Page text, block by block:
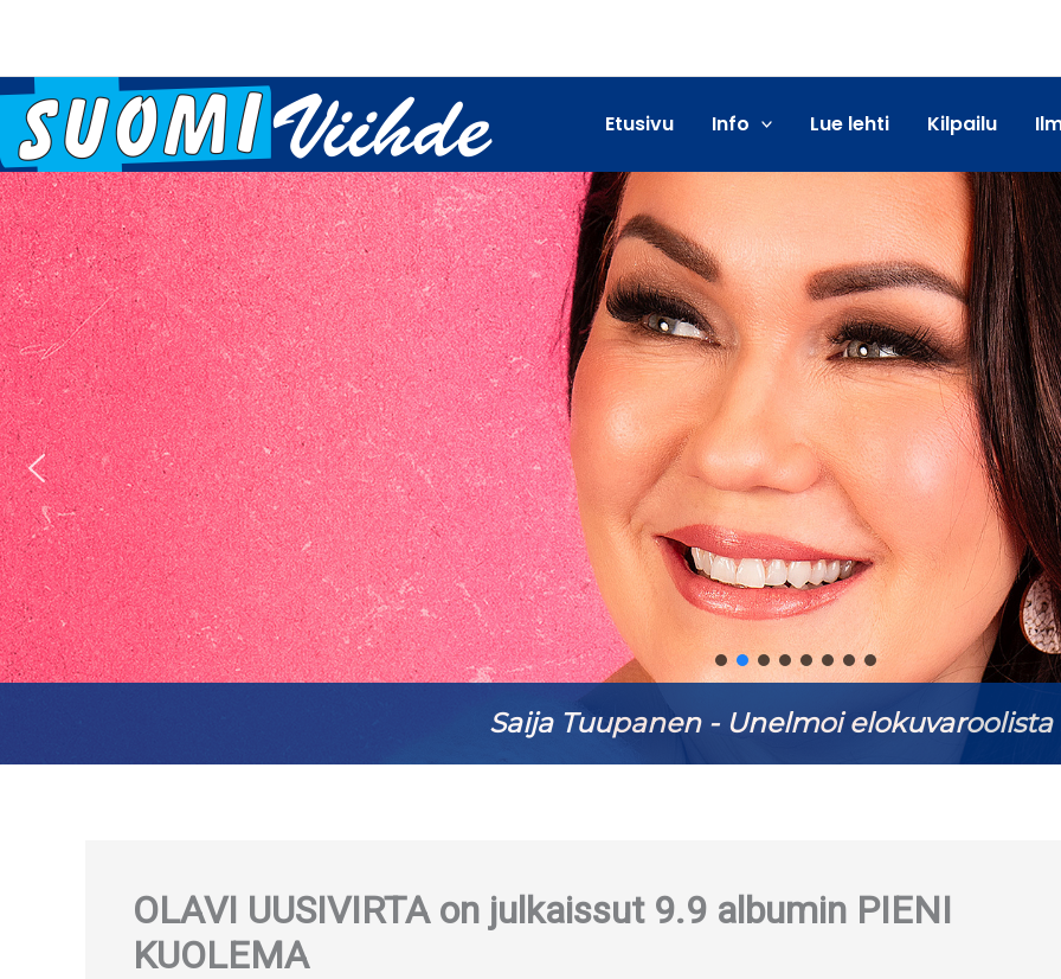
Etusivu Info Lue lehti Kilpailu
Saija Tuupanen - Unelmoi elokuvaroolista
OLAVI UUSIVIRTA on julkaissut 9.9 albumin PIENI
KUOLEMA